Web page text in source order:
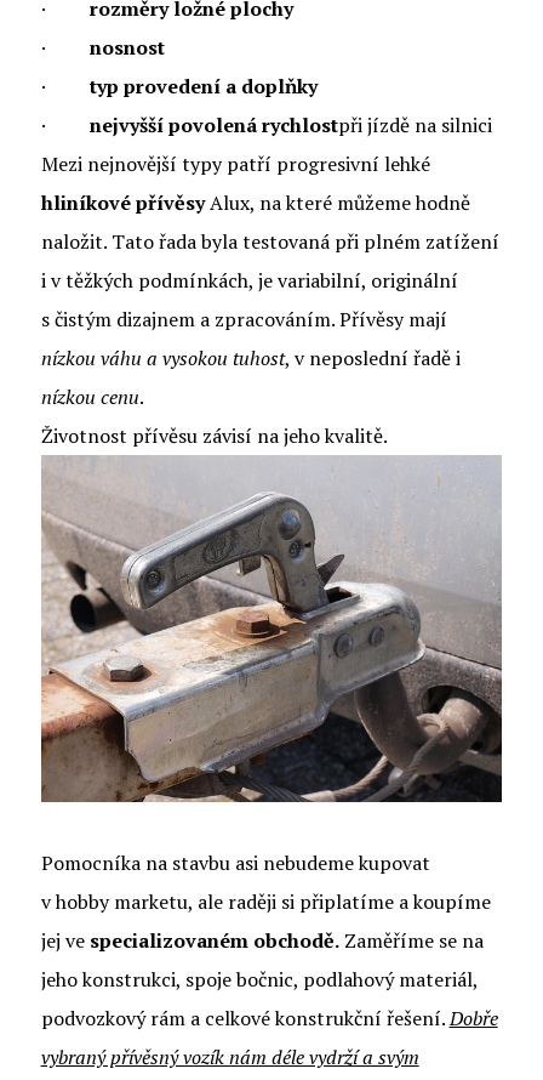
· rozměry ložné plochy
· nosnost
·typ provedení a doplňky
· nejvyšší povolená rychlostpři jízdě na silnici
Mezi nejnovější typy patří progresivní lehké
hliníkové přívěsyAlux, na které můžeme hodně
naložit. Tato řada byla testovaná při plném zatížení
i v těžkých podmínkách, je variabilní, originální
s čistým dizajnem a zpracováním. Přívěsy mají
nízkou váhu a vysokou tuhost, v neposlední řadě i
nízkou cenu.
Životnost přívěsu závisí na jeho kvalitě.
Pomocníka na stavbu asi nebudeme kupovat
v hobby marketu, ale raději si připlatíme a koupíme
jej ve specializovaném obchodě.Zaměříme se na
jeho konstrukci, spoje bočnic, podlahový materiál,
podvozkový rám a celkové konstrukční řešení.Dobře
vybraný přívěsný vozík nám déle vydrží a svým